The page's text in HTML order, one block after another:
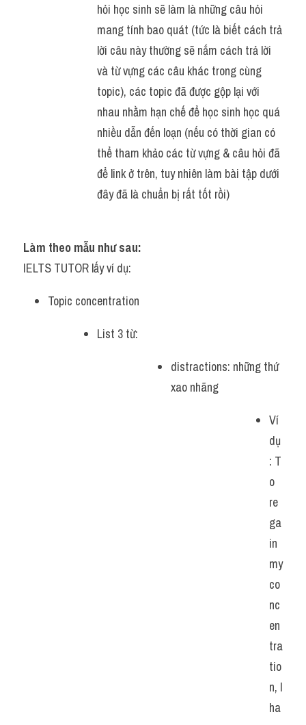
hỏi học sinh sẽ làm là những câu hỏi
mang tính bao quát (tức là biết cách trả
lời câu này thường sẽ nắm cách trả lời
và từ vựng các câu khác trong cùng
topic), các topic đã được gộp lại với
nhau nhằm hạn chế để học sinh học quá
nhiều dẫn đến loạn (nếu có thời gian có
thể tham khảo các từ vựng & câu hỏi đã
để link ở trên, tuy nhiên làm bài tập dưới
đây đã là chuẩn bị rất tốt rồi)
Làm theo mẫu như sau:
IELTS TUTOR lấy ví dụ:
Topic concentration
List 3 từ:
distractions: những thứ
xao nhãng
Ví
dụ
: T
o
re
ga
in
my
co
nc
en
tra
tio
n, I
ha